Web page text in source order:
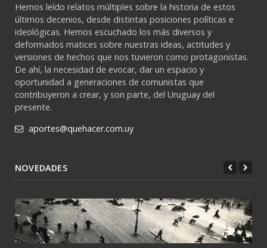
Hemos leído relatos múltiples sobre la historia de estos
últimos decenios, desde distintas posiciones políticas e
ideológicas. Hemos escuchado los más diversos y
deformados matices sobre nuestras ideas, actitudes y
versiones de hechos que nos tuvieron como protagonistas.
De ahí, la necesidad de evocar, dar un espacio y
oportunidad a generaciones de comunistas que
contribuyeron a crear, y son parte, del Uruguay del
presente.
aportes@quehacer.com.uy
NOVEDADES